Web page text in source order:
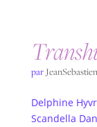
par JeanSebastien
Delphine
Scandella